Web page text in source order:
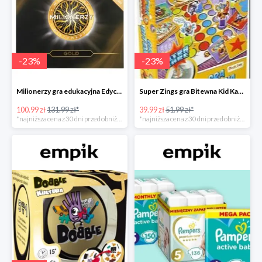
-23%
Milionerzy gra edukacyjna Edycja Gold w super cenie w Empiku Premium
100.99 zł131.99 zł*
*najniższa cena z 30 dni przed obniżką
-23%
Super Zings gra Bitewna Kid Kazom w super cenie w Empiku Premium
39.99 zł51.99 zł*
*najniższa cena z 30 dni przed obniżką